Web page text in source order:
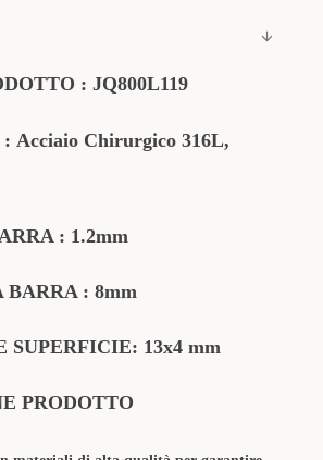
: JQ800L119
: Acciaio Chirurgico 316L,
: 1.2mm
BARRA : 8mm
SUPERFICIE: 13x4 mm
PRODOTTO